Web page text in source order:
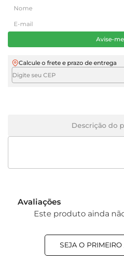
Avise-me
Calcule o frete e prazo de entrega
Descrição do
Avaliações
Este produto ainda
SEJA O PRIMEIRO